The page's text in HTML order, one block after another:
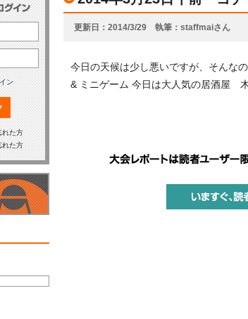
更新日 2014/3/29 執筆 staffmaiさん
今日の天候は少し悪いですが、そんな
& ミニゲーム 今日は大人気の居酒屋
ン
れた方
れた方